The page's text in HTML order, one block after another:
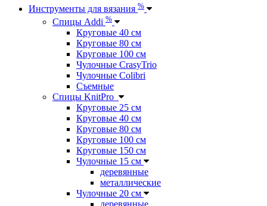
Инструменты для вязания %
Спицы Addi %
Круговые 40 см
Круговые 80 см
Круговые 100 см
Чулочные CrasyTrio
Чулочные Colibri
Съемные
Спицы KnitPro
Круговые 25 см
Круговые 40 см
Круговые 80 см
Круговые 100 см
Круговые 150 см
Чулочные 15 см
деревянные
металлические
Чулочные 20 см
деревянные